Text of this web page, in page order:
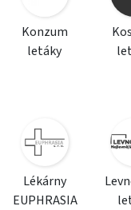
Konzum
letáky
Lékárny
EUPHRASIA